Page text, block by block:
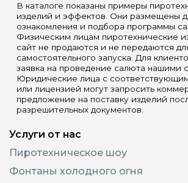
В каталоге показаны примеры
изделий и эффектов. Они размещены
ознакомления и подбора программы
Физическим лицам пиротехнические
сайт не продаются и не передаются
самостоятельного запуска. Для
заявка на проведение салюта нашими
Юридические лица с
или лицензией могут запросить
предложение на поставку изделий
разрешительных документов.
Услуги от нас
Пиротехническое шоу
Фонтаны холодного огня